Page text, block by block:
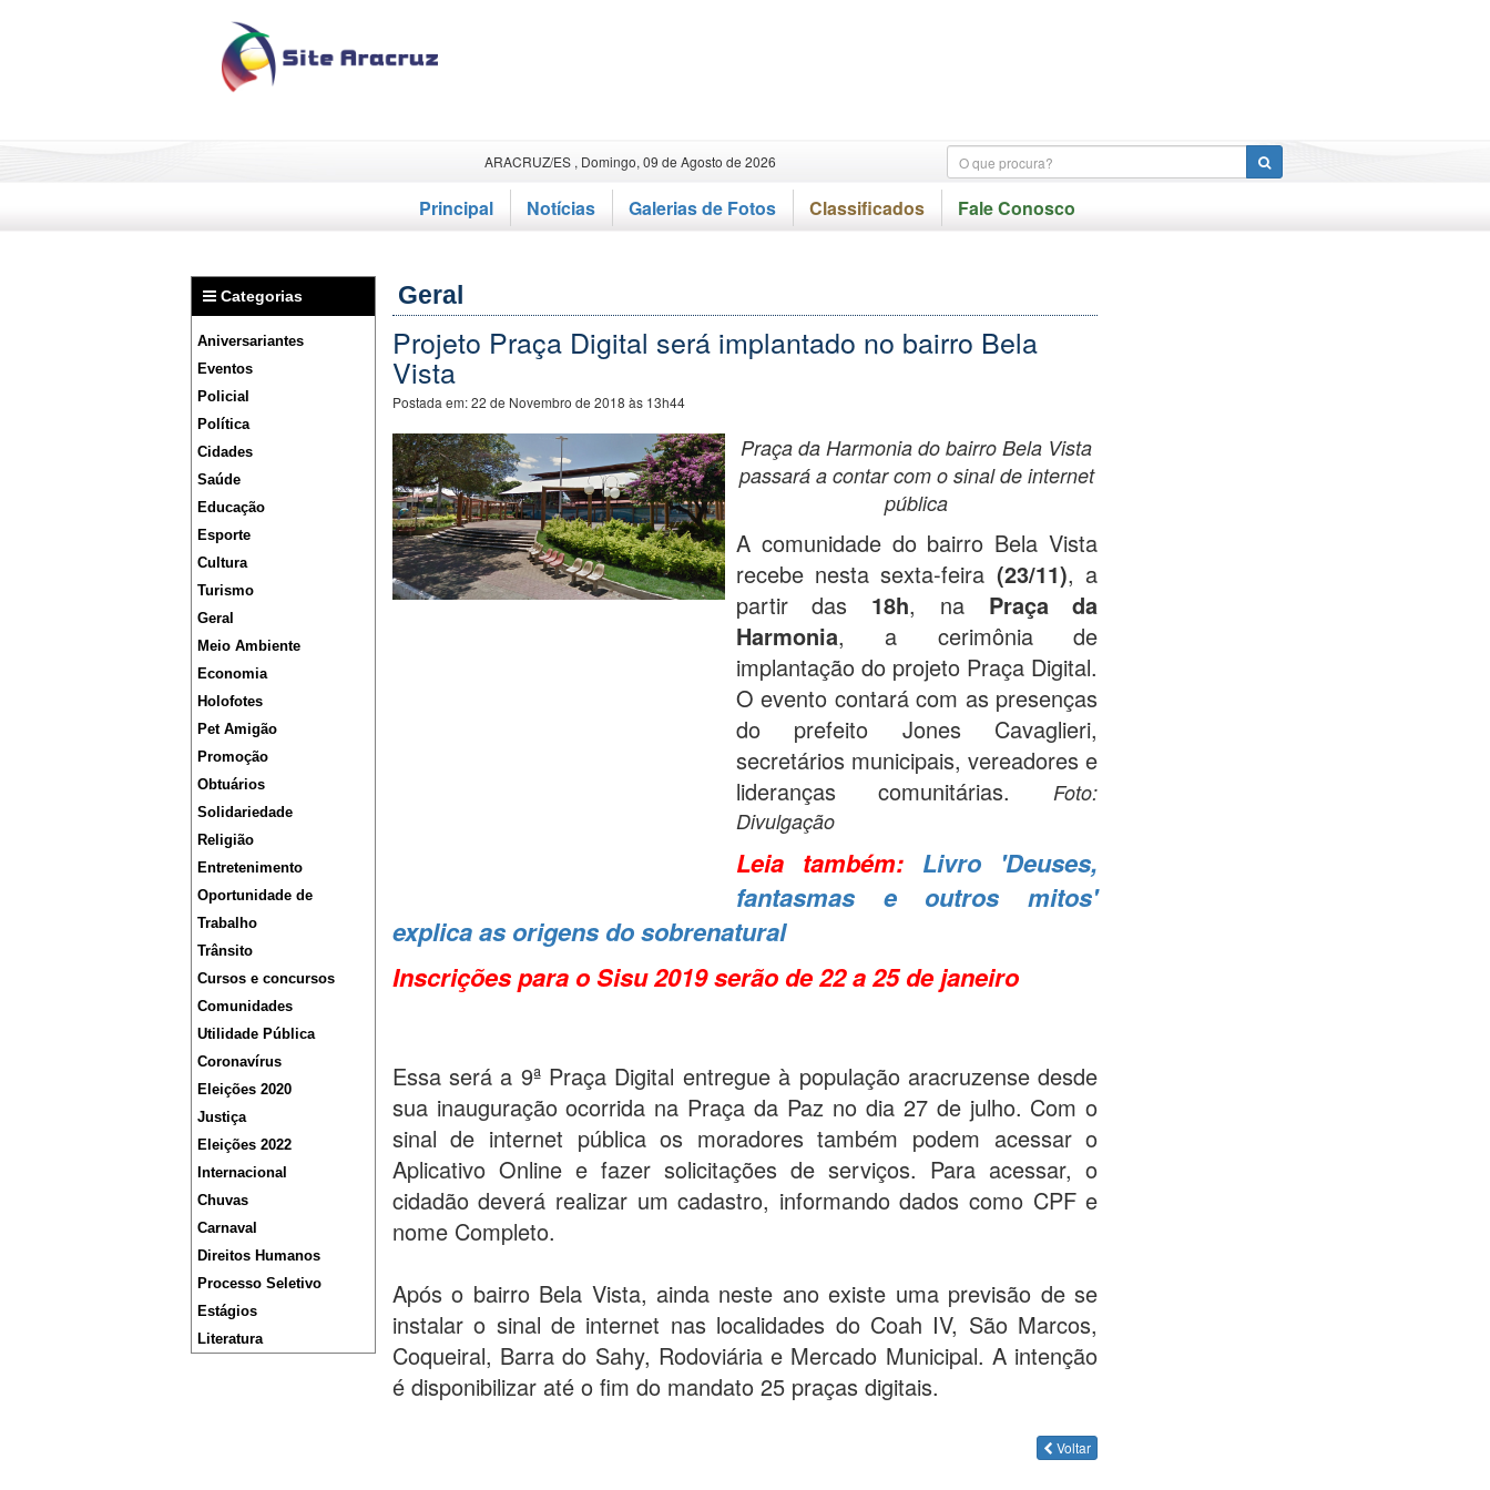
ARACRUZ/ES , Domingo, 09 de Agosto de 2026
Principal Notícias Galerias de Fotos Classificados Fale Conosco
Categorias
Aniversariantes
Eventos
Policial
Política
Cidades
Saúde
Educação
Esporte
Cultura
Turismo
Geral
Meio Ambiente
Economia
Holofotes
Pet Amigão
Promoção
Obtuários
Solidariedade
Religião
Entretenimento
Oportunidade de
Trabalho
Trânsito
Cursos e concursos
Comunidades
Utilidade Pública
Coronavírus
Eleições 2020
Justiça
Eleições 2022
Internacional
Chuvas
Carnaval
Direitos Humanos
Processo Seletivo
Estágios
Literatura
Geral
Projeto Praça Digital será implantado no bairro Bela
Vista
Postada em:22 de Novembro de 2018 às 13h44
Praça da Harmonia do bairro Bela Vista
passará a contar com o sinal de internet
pública
A comunidade do bairro Bela Vista
recebe nesta sexta-feira (23/11), a
partir das 18h, na Praça da
Harmonia, a cerimônia de
implantação do projeto Praça Digital.
O evento contará com as presenças
do prefeito Jones Cavaglieri,
secretários municipais, vereadores e
lideranças comunitárias.Foto:
Divulgação
Leia também: Livro 'Deuses,
fantasmas e outros mitos'
explica as origens do sobrenatural
Inscrições para o Sisu 2019 serão de 22 a 25 de janeiro
Essa será a 9ª Praça Digital entregue à população aracruzense desde
sua inauguração ocorrida na Praça da Paz no dia 27 de julho. Com o
sinal de internet pública os moradores também podem acessar o
Aplicativo Online e fazer solicitações de serviços. Para acessar, o
cidadão deverá realizar um cadastro, informando dados como CPF e
nome Completo.
Após o bairro Bela Vista, ainda neste ano existe uma previsão de se
instalar o sinal de internet nas localidades do Coah IV, São Marcos,
Coqueiral, Barra do Sahy, Rodoviária e Mercado Municipal. A intenção
é disponibilizar até o fim do mandato 25 praças digitais.
Voltar